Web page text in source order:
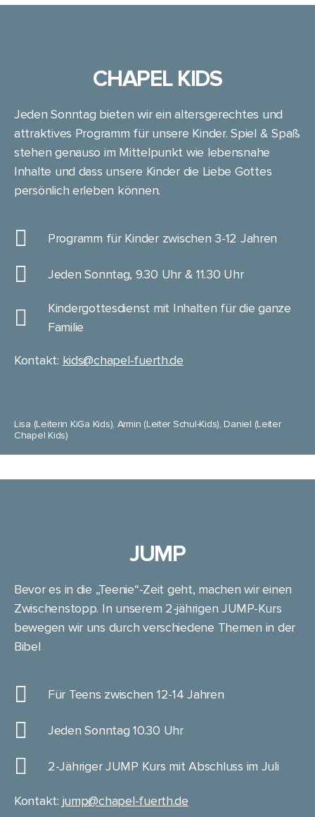
CHAPEL KIDS
Jeden Sonntag bieten wir ein altersgerechtes und
attraktives Programm für unsere Kinder. Spiel & Spaß
stehen genauso im Mittelpunkt wie lebensnahe
Inhalte und dass unsere Kinder die Liebe Gottes
persönlich erleben können.
Programm für Kinder zwischen 3-12 Jahren
Jeden Sonntag, 9.30 Uhr & 11.30 Uhr
Kindergottesdienst mit Inhalten für die ganze
Familie
Kontakt: kids@chapel-fuerth.de
Lisa (Leiterin KiGa Kids), Armin (Leiter Schul-Kids), Daniel (Leiter
Chapel Kids)
JUMP
Bevor es in die „Teenie“-Zeit geht, machen wir einen
Zwischenstopp. In unserem 2-jährigen JUMP-Kurs
bewegen wir uns durch verschiedene Themen in der
Bibel
Für Teens zwischen 12-14 Jahren
Jeden Sonntag 10.30 Uhr
2-Jähriger JUMP Kurs mit Abschluss im Juli
Kontakt: jump@chapel-fuerth.de